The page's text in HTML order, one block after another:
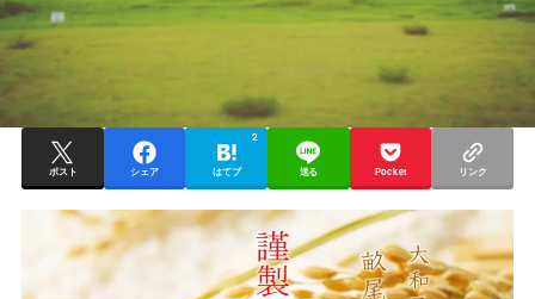
ポスト シェア はてブ
2
送る Pocket リンク